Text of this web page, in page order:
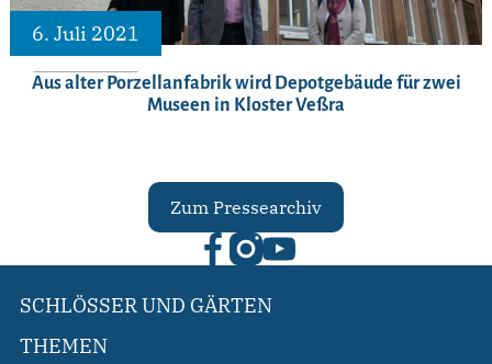
6. Juli 2021
Aus alter Porzellanfabrik wird Depotgebäude für zwei
Museen in Kloster Veßra
Zum Pressearchiv
SCHLÖSSER UND GÄRTEN
THEMEN